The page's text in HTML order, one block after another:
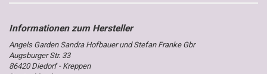
Angels Garden Sandra Hofbauer und Stefan Franke Gbr
Augsburger Str. 33
86420 Diedorf - Kreppen